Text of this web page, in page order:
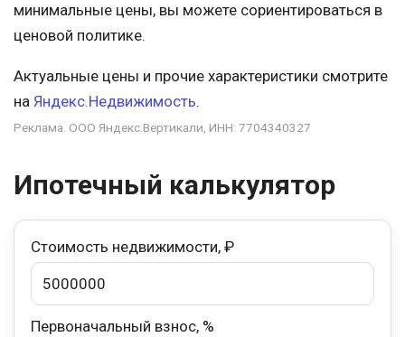
минимальные цены, вы можете сориентироваться в
ценовой политике.
Актуальные цены и прочие характеристики смотрите
на Яндекс.Недвижимость.
Реклама. ООО Яндекс.Вертикали, ИНН: 7704340327
Ипотечный калькулятор
Стоимость недвижимости, ₽
Первоначальный взнос, %